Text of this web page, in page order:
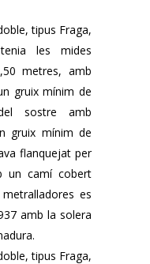
tipus Fraga,
les mides
metres, amb
gruix mínim de
sostre amb
gruix mínim de
flanquejat per
un camí cobert
es
amb la solera
tipus Fraga,